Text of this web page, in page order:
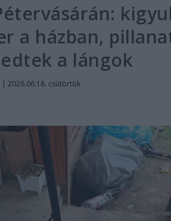
a házban,
a lángok
| 2026.06.18. csütörtök